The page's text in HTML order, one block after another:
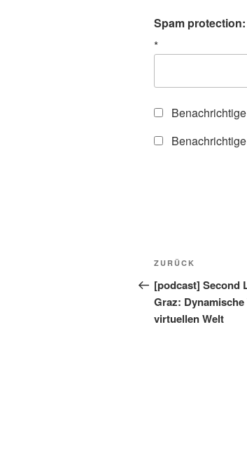
Spam
*
Vorheriger
Beitrag
ZURÜCK
[podcast] Second
Graz:
virtuellen Welt